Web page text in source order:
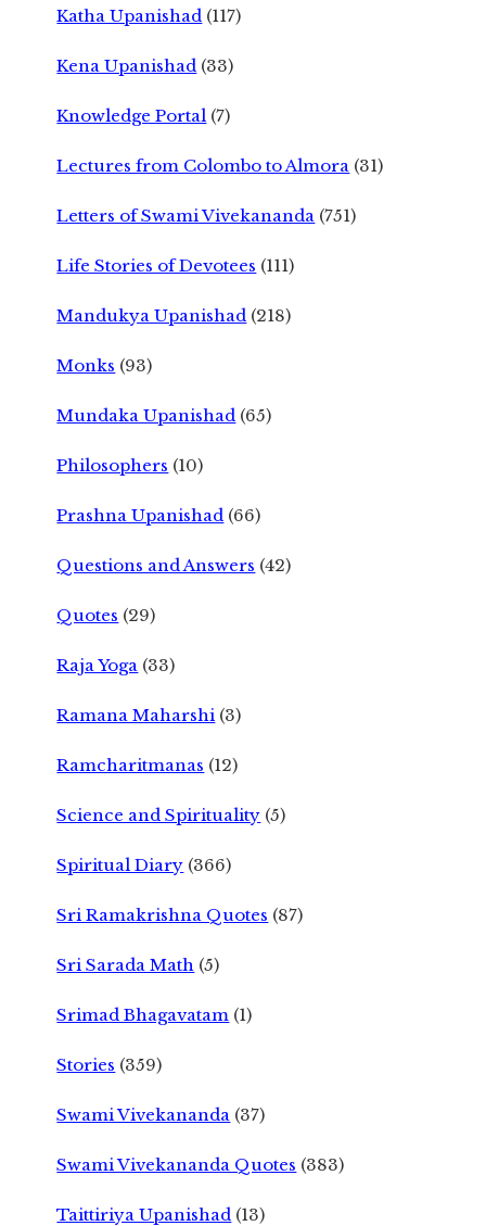
Katha Upanishad (117)
Kena Upanishad (33)
Knowledge Portal (7)
Lectures from Colombo to Almora (31)
Letters of Swami Vivekananda (751)
Life Stories of Devotees (111)
Mandukya Upanishad (218)
Monks (93)
Mundaka Upanishad (65)
Philosophers (10)
Prashna Upanishad (66)
Questions and Answers (42)
Quotes (29)
Raja Yoga (33)
Ramana Maharshi (3)
Ramcharitmanas (12)
Science and Spirituality (5)
Spiritual Diary (366)
Sri Ramakrishna Quotes (87)
Sri Sarada Math (5)
Srimad Bhagavatam (1)
Stories (359)
Swami Vivekananda (37)
Swami Vivekananda Quotes (383)
Taittiriya Upanishad (13)